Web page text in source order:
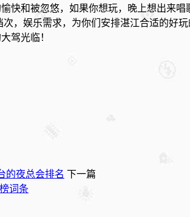
快和被忽悠，如果你想玩，晚上想出来
，娱乐需求，为你们安排湛江合适的好
驾光临！
的夜总会排名 下一篇
词条